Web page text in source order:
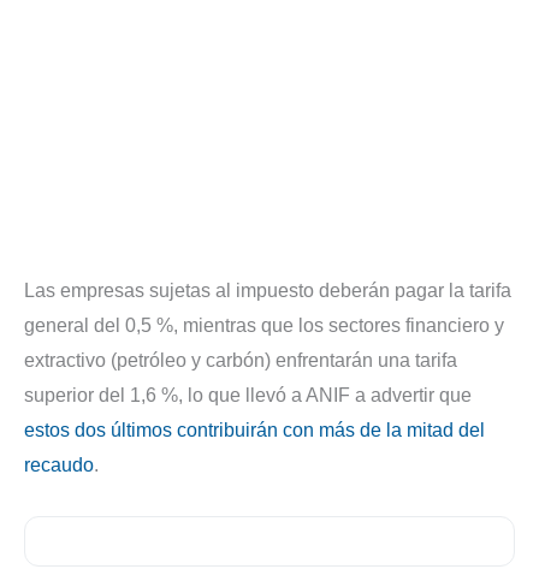
Las empresas sujetas al impuesto deberán pagar la tarifa
general del 0,5 %, mientras que los sectores financiero y
extractivo (petróleo y carbón) enfrentarán una tarifa
superior del 1,6 %, lo que llevó a ANIF a advertir que
estos dos últimos contribuirán con más de la mitad del
recaudo.